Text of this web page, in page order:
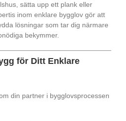
sätta upp ett plank eller
inom enklare bygglov gör att
lösningar som tar dig närmare
bekymmer.
för Ditt Enklare
din partner i bygglovsprocessen